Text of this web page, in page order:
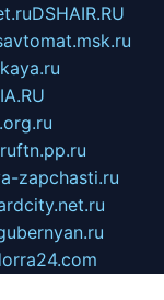
DSHAIR.RU
ftn.pp.ru
zapchasti.ru